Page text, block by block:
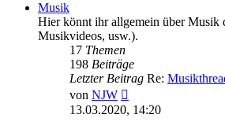
Musik
Hier könnt ihr allgemein über Musik
Musikvideos, usw.).
17 Themen
198 Beiträge
Letzter Beitrag Re:
von NJW
Beitrag
13.03.2020, 14:20